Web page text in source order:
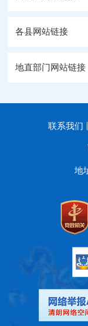
各县网站链接
地直部门网站链接
联系我们
地